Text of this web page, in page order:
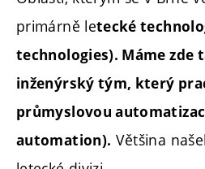
primárně letecké
technologies). Máme zde
inženýrský tým, který
průmyslovou
automation). Většina